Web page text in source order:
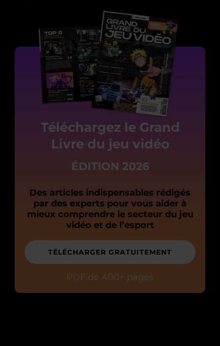
Téléchargez le Grand
Livre du jeu vidéo
ÉDITION 2026
Des articles indispensables rédigés
par des experts pour vous aider à
mieux comprendre le secteur du jeu
vidéo et de l’esport
TÉLÉCHARGER GRATUITEMENT
PDF de 400+ pages